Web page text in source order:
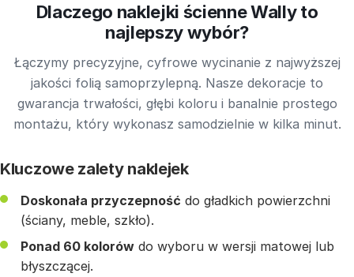
Dlaczego naklejki ścienne Wally to
najlepszy wybór?
Łączymy precyzyjne, cyfrowe wycinanie z najwyższej
jakości folią samoprzylepną. Nasze dekoracje to
gwarancja trwałości, głębi koloru i banalnie prostego
montażu, który wykonasz samodzielnie w kilka minut.
Kluczowe zalety naklejek
Doskonała przyczepność do gładkich powierzchni
(ściany, meble, szkło).
Ponad 60 kolorów do wyboru w wersji matowej lub
błyszczącej.